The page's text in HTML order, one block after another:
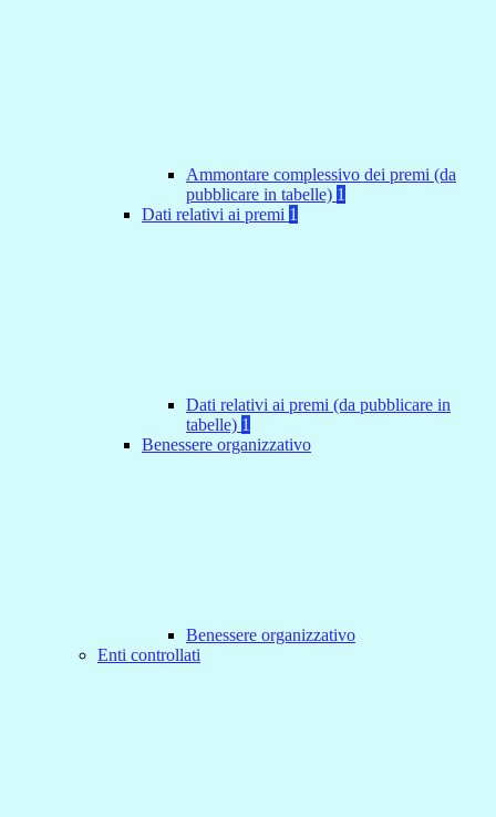
Ammontare complessivo dei premi (da
pubblicare in tabelle) 1
Dati relativi ai premi 1
Dati relativi ai premi (da pubblicare in
tabelle) 1
Benessere organizzativo
Benessere organizzativo
Enti controllati